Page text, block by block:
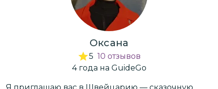
Оксана
5 10 отзывов
4 года на GuideGo